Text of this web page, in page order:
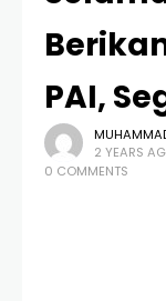
PAI,
2 YEARS
0 COMMENTS